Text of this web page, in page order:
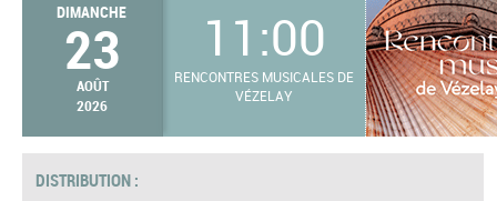
DIMANCHE
23
AOÛT
2026
11:00
RENCONTRES MUSICALES DE
VÉZELAY
DISTRIBUTION :